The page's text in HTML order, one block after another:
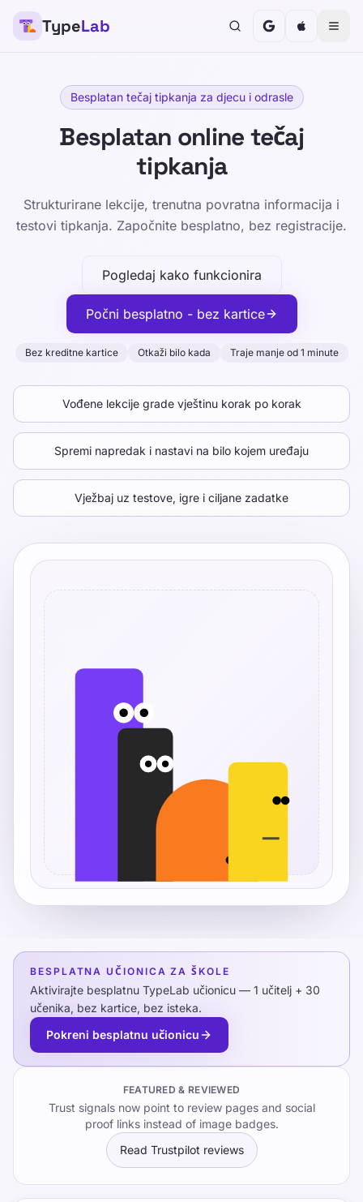
TypeLab
Besplatan tečaj tipkanja za djecu i odrasle
Besplatan online tečaj
tipkanja
Strukturirane lekcije, trenutna povratna informacija i
testovi tipkanja. Započnite besplatno, bez registracije.
Pogledaj kako funkcionira
Počni besplatno - bez kartice
Bez kreditne kartice Otkaži bilo kada Traje manje od 1 minute
Vođene lekcije grade vještinu korak po korak
Spremi napredak i nastavi na bilo kojem uređaju
Vježbaj uz testove, igre i ciljane zadatke
BESPLATNA UČIONICA ZA ŠKOLE
Aktivirajte besplatnu TypeLab učionicu — 1 učitelj + 30
učenika, bez kartice, bez isteka.
Pokreni besplatnu učionicu
FEATURED & REVIEWED
Trust signals now point to review pages and social
proof links instead of image badges.
Read Trustpilot reviews